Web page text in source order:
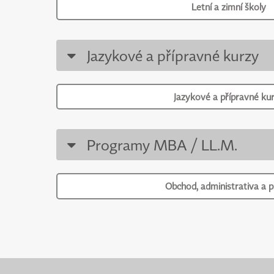
Letní a zimní školy
Jazykové a přípravné kurzy
Jazykové a přípravné
Programy MBA / LL.M.
Obchod, administrativa a